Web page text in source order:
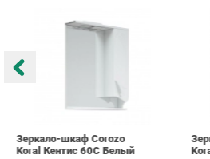
Коллекции
О проекте